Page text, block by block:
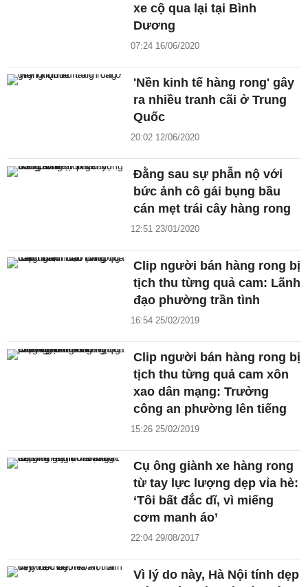
xe cộ qua lại tại Bình
Dương
07:24 16/06/2020
'Nền kinh tế hàng rong' gây
ra nhiều tranh cãi ở Trung
Quốc
20:02 12/06/2020
Đằng sau sự phẫn nộ với
bức ảnh cô gái bụng bầu
cán mẹt trái cây hàng rong
12:51 23/01/2020
Clip người bán hàng rong bị
tịch thu từng quả cam: Lãnh
đạo phường trần tình
16:54 25/02/2019
Clip người bán hàng rong bị
tịch thu từng quả cam xôn
xao dân mạng: Trưởng
công an phường lên tiếng
15:26 25/02/2019
Cụ ông giành xe hàng rong
từ tay lực lượng dẹp vỉa hè:
‘Tôi bất đắc dĩ, vì miếng
cơm manh áo’
22:04 29/08/2017
Vì lý do này, Hà Nội tính dẹp